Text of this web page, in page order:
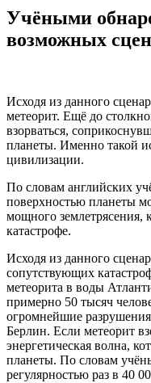
Учёными
возможных
Исходя из данного
метеорит. Ещё до
взорваться,
планеты. Именно такой
цивилизации.
По словам английских
поверхностью планеты
мощного землетрясения,
катастрофе.
Исходя из данного
сопутствующих
метеорита в воды
примерно 50 тысяч
огромнейшие
Берлин. Если метеорит
энергетическая волна,
планеты. По словам
регулярностью раз в 40